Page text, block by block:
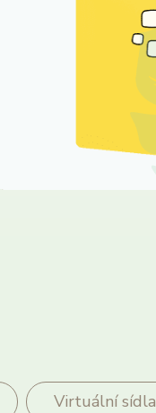
Virtuální sídla